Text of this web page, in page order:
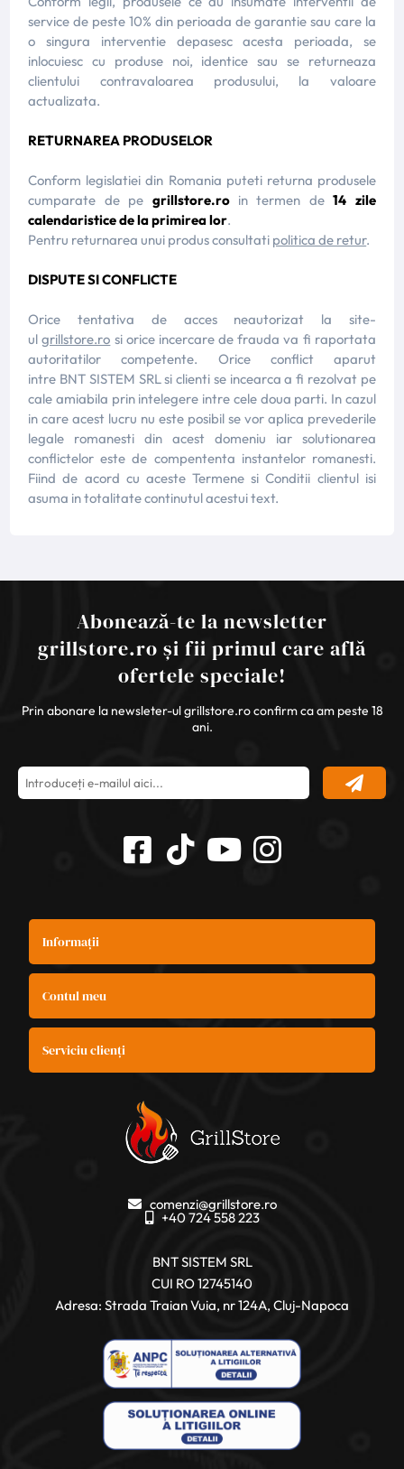
service de peste 10% din perioada de garantie sau care la
o singura interventie depasesc acesta perioada, se
inlocuiesc cu produse noi, identice sau se returneaza
clientului contravaloarea produsului, la valoare
actualizata.
RETURNAREA PRODUSELOR
Conform legislatiei din Romania puteti returna produsele
cumparate de pe grillstore.roin termen de14 zile
calendaristice de la primirea lor.
Pentru returnarea unui produs consultati politica de retur.
DISPUTE SI CONFLICTE
Orice tentativa de acces neautorizat la site-
ulgrillstore.ro si orice incercare de frauda va fi raportata
autoritatilor competente. Orice conflict aparut
intre BNT SISTEM SRL si clienti se incearca a fi rezolvat pe
cale amiabila prin intelegere intre cele doua parti. In cazul
in care acest lucru nu este posibil se vor aplica prevederile
legale romanesti din acest domeniu iar solutionarea
conflictelor este de compententa instantelor romanesti.
Fiind de acord cu aceste Termene si Conditii clientul isi
asuma in totalitate continutul acestui text.
Abonează-te la newsletter
grillstore.ro și fii primul care află
ofertele speciale!
Prin abonare la newsleter-ul grillstore.ro confirm ca am peste 18
ani.
Informații
Contul meu
Serviciu clienți
comenzi@grillstore.ro
+40 724 558 223
BNT SISTEM SRL
CUI RO 12745140
Adresa: Strada Traian Vuia, nr 124A, Cluj-Napoca